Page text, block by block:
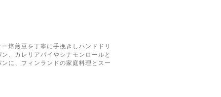
焙煎豆を丁寧に手挽きしハンドドリ
、カレリアパイやシナモンロールと
に、フィンランドの家庭料理とスー